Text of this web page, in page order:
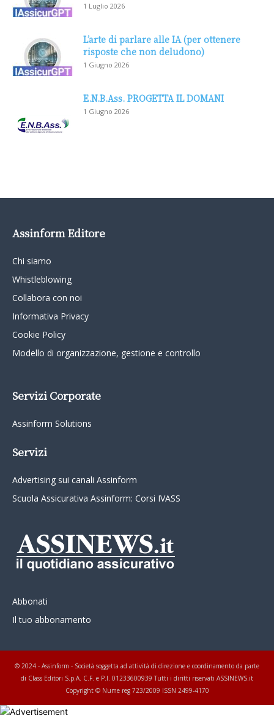
1 Luglio 2026
L’arte di parlare alle IA (per ottenere
risposte che non deludono)
1 Giugno 2026
E.N.B.Ass. PROGETTA IL DOMANI
1 Giugno 2026
Assinform Editore
Chi siamo
Whistleblowing
Collabora con noi
Informativa Privacy
Cookie Policy
Modello di organizzazione, gestione e controllo
Servizi Corporate
Assinform Solutions
Servizi
Advertising sui canali Assinform
Scuola Assicurativa Assinform: Corsi IVASS
Abbonati
Il tuo abbonamento
© 2024 - Assinform - Società soggetta ad attività di direzione e coordinamento da parte
di Class Editori S.p.A. C.F. e P.I. 01233600939 Tutti i diritti riservati ASSINEWS.it
Copyright © Nume reg 723/2009 ISSN 2499-4170